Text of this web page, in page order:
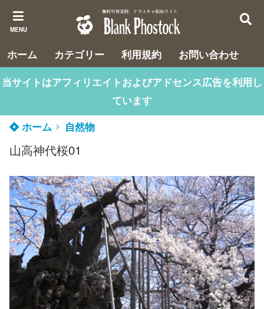
MENU
ホーム カテゴリー 利用規約
お問い合わせ
当サイトはアフィリエイトおよびアドセンス広告を利用し
ています
ホーム
自然物
山高神代桜01